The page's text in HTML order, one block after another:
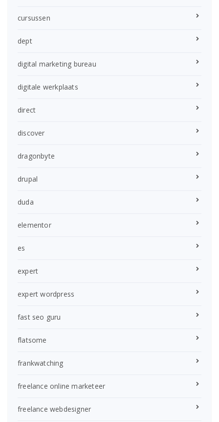
cursussen
dept
digital marketing bureau
digitale werkplaats
direct
discover
dragonbyte
drupal
duda
elementor
es
expert
expert wordpress
fast seo guru
flatsome
frankwatching
freelance online marketeer
freelance webdesigner